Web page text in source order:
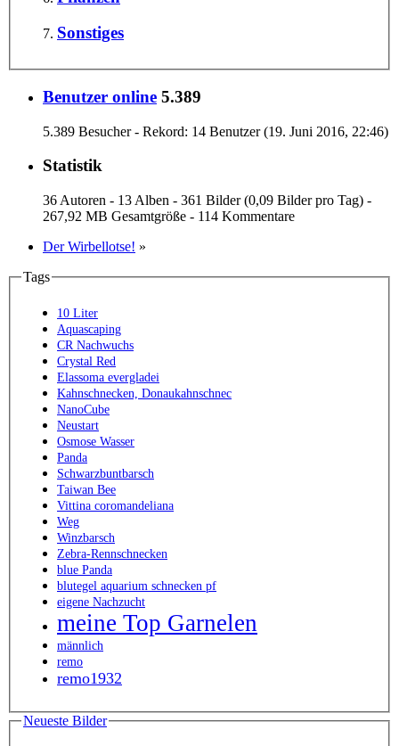
Sonstiges
Benutzer online 5.389
5.389 Besucher - Rekord: 14 Benutzer (19. Juni 2016, 22:46)
Statistik
36 Autoren - 13 Alben - 361 Bilder (0,09 Bilder pro Tag) -
267,92 MB Gesamtgröße - 114 Kommentare
Der Wirbellotse! »
Tags
10 Liter
Aquascaping
CR Nachwuchs
Crystal Red
Elassoma evergladei
Kahnschnecken, Donaukahnschnec
NanoCube
Neustart
Osmose Wasser
Panda
Schwarzbuntbarsch
Taiwan Bee
Vittina coromandeliana
Weg
Winzbarsch
Zebra-Rennschnecken
blue Panda
blutegel aquarium schnecken pf
eigene Nachzucht
meine Top Garnelen
männlich
remo
remo1932
Neueste Bilder